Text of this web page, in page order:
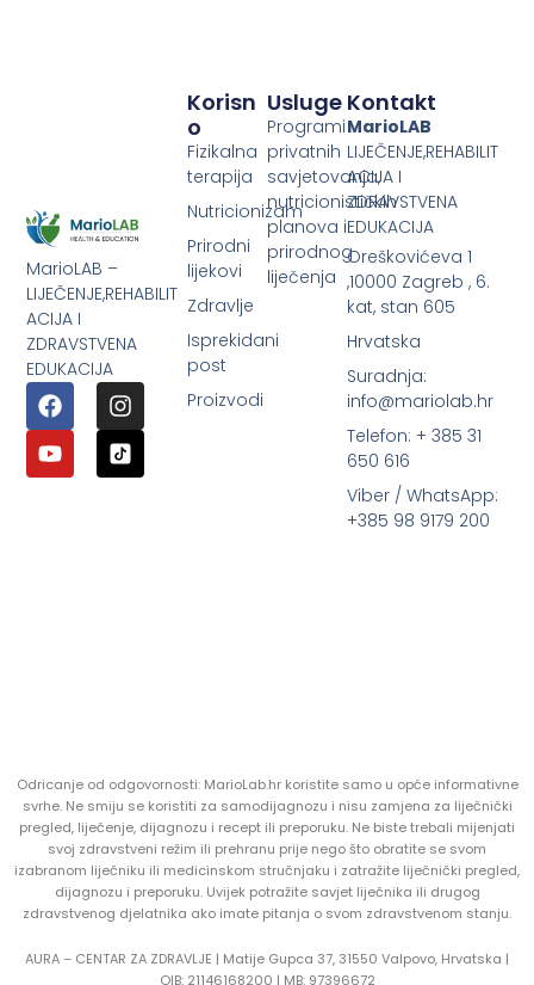
MarioLAB –
LIJEČENJE,REHABILIT
ACIJA I
ZDRAVSTVENA
EDUKACIJA
Usluge
Programi
privatnih
savjetovanja,
nutricionističkih
planova i
prirodnog
liječenja
Korisn
O
Fizikalna
terapija
Nutricionizam
Prirodni
lijekovi
Zdravlje
Isprekidani
post
Proizvodi
Kontakt
MarioLAB
LIJEČENJE,REHABILIT
ACIJA I
ZDRAVSTVENA
EDUKACIJA
Oreškovićeva 1
,10000 Zagreb , 6.
kat, stan 605
Hrvatska
Suradnja:
info@mariolab.hr
Telefon: + 385 31
650 616
Viber / WhatsApp:
+385 98 9179 200
Odricanje od odgovornosti: MarioLab.hr koristite samo u opće informativne
svrhe. Ne smiju se koristiti za samodijagnozu i nisu zamjena za liječnički
pregled, liječenje, dijagnozu i recept ili preporuku. Ne biste trebali mijenjati
svoj zdravstveni režim ili prehranu prije nego što obratite se svom
izabranom liječniku ili medicinskom stručnjaku i zatražite liječnički pregled,
dijagnozu i preporuku. Uvijek potražite savjet liječnika ili drugog
zdravstvenog djelatnika ako imate pitanja o svom zdravstvenom stanju.
AURA – CENTAR ZA ZDRAVLJE | Matije Gupca 37, 31550 Valpovo, Hrvatska |
OIB: 21146168200 | MB: 97396672